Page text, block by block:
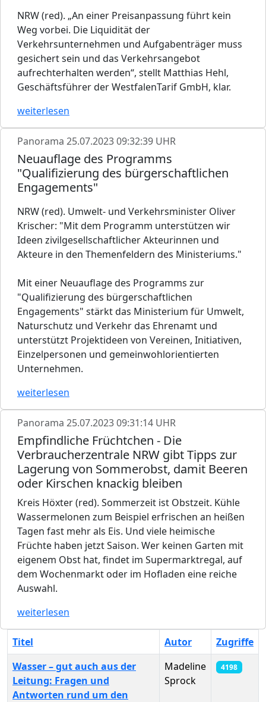
NRW (red). „An einer Preisanpassung führt kein
Weg vorbei. Die Liquidität der
Verkehrsunternehmen und Aufgabenträger muss
gesichert sein und das Verkehrsangebot
aufrechterhalten werden“, stellt Matthias Hehl,
Geschäftsführer der WestfalenTarif GmbH, klar.
weiterlesen
Panorama 25.07.2023 09:32:39 UHR
Neuauflage des Programms
"Qualifizierung des bürgerschaftlichen
Engagements"
NRW (red). Umwelt- und Verkehrsminister Oliver
Krischer: "Mit dem Programm unterstützen wir
Ideen zivilgesellschaftlicher Akteurinnen und
Akteure in den Themenfeldern des Ministeriums."
Mit einer Neuauflage des Programms zur
"Qualifizierung des bürgerschaftlichen
Engagements" stärkt das Ministerium für Umwelt,
Naturschutz und Verkehr das Ehrenamt und
unterstützt Projektideen von Vereinen, Initiativen,
Einzelpersonen und gemeinwohlorientierten
Unternehmen.
weiterlesen
Panorama 25.07.2023 09:31:14 UHR
Empfindliche Früchtchen - Die
Verbraucherzentrale NRW gibt Tipps zur
Lagerung von Sommerobst, damit Beeren
oder Kirschen knackig bleiben
Kreis Höxter (red). Sommerzeit ist Obstzeit. Kühle
Wassermelonen zum Beispiel erfrischen an heißen
Tagen fast mehr als Eis. Und viele heimische
Früchte haben jetzt Saison. Wer keinen Garten mit
eigenem Obst hat, findet im Supermarktregal, auf
dem Wochenmarkt oder im Hofladen eine reiche
Auswahl.
weiterlesen
Titel Autor
Zugriffe
Wasser – gut auch aus der
Leitung: Fragen und
Antworten rund um den
Madeline
Sprock
4198